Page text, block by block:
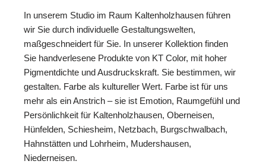
In unserem Studio im Raum Kaltenholzhausen führen
wir Sie durch individuelle Gestaltungswelten,
maßgeschneidert für Sie. In unserer Kollektion finden
Sie handverlesene Produkte von KT Color, mit hoher
Pigmentdichte und Ausdruckskraft. Sie bestimmen, wir
gestalten. Farbe als kultureller Wert. Farbe ist für uns
mehr als ein Anstrich – sie ist Emotion, Raumgefühl und
Persönlichkeit für Kaltenholzhausen, Oberneisen,
Hünfelden, Schiesheim, Netzbach, Burgschwalbach,
Hahnstätten und Lohrheim, Mudershausen,
Niederneisen.